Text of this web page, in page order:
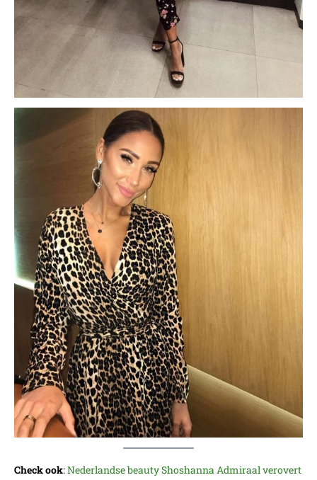
Check ook:Nederlandse beauty Shoshanna Admiraal verovert